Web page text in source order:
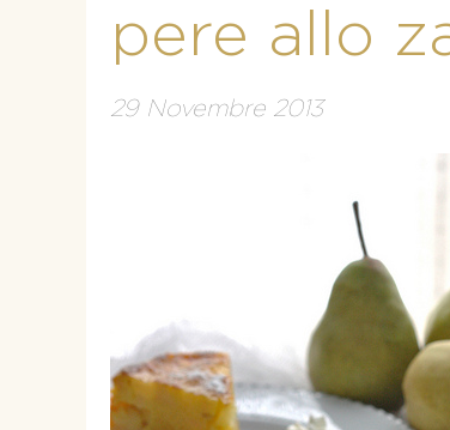
pere allo
29 Novembre 2013